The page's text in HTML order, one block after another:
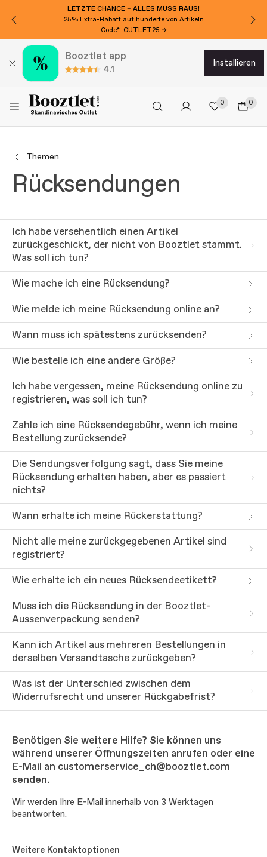
LETZTE CHANCE – ALLES MUSS RAUS!
25% Extra-Rabatt auf hunderte von Artikeln
Code*: OUTLET25 →
Booztlet app
4.1
installieren
0 0
Themen
Rücksendungen
Ich habe versehentlich einen Artikel
zurückgeschickt, der nicht von Booztlet stammt.
Was soll ich tun?
Wie mache ich eine Rücksendung?
Wie melde ich meine Rücksendung online an?
Wann muss ich spätestens zurücksenden?
Wie bestelle ich eine andere Größe?
Ich habe vergessen, meine Rücksendung online zu
registrieren, was soll ich tun?
Zahle ich eine Rücksendegebühr, wenn ich meine
Bestellung zurücksende?
Die Sendungsverfolgung sagt, dass Sie meine
Rücksendung erhalten haben, aber es passiert
nichts?
Wann erhalte ich meine Rückerstattung?
Nicht alle meine zurückgegebenen Artikel sind
registriert?
Wie erhalte ich ein neues Rücksendeetikett?
Muss ich die Rücksendung in der Booztlet-
Aussenverpackung senden?
Kann ich Artikel aus mehreren Bestellungen in
derselben Versandtasche zurückgeben?
Was ist der Unterschied zwischen dem
Widerrufsrecht und unserer Rückgabefrist?
Benötigen Sie weitere Hilfe? Sie können uns
während unserer Öffnungszeiten anrufen oder eine
E-Mail an customerservice_ch@booztlet.com
senden.
Wir werden Ihre E-Mail innerhalb von 3 Werktagen
beantworten.
Weitere Kontaktoptionen